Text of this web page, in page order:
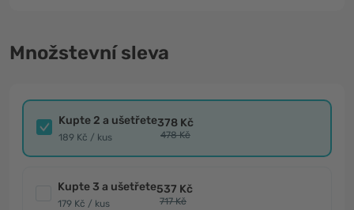
Množstevní sleva
Kupte 2 a ušetřete
189 Kč / kus
378 Kč
478 Kč
Kupte 3 a ušetřete
179 Kč / kus
537 Kč
717 Kč